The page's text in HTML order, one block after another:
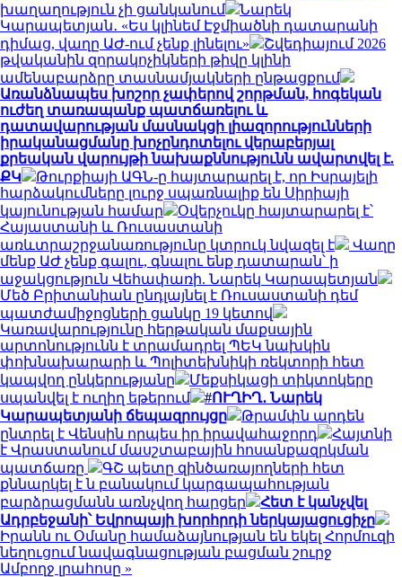
խաղաղություն չի ցանկանում
Նարեկ
Կարապետյան․ «Ես կլինեմ Էջմիածնի դատարանի
դիմաց, վաղը ԱԺ-ում չենք լինելու»
Շվեդիայում 2026
թվականին զորակոչիկների թիվը կլինի
ամենաբարձրը տասնամյակների ընթացքում
Առանձնապես խոշոր չափերով շորթման, հոգեկան
ուժեղ տառապանք պատճառելու և
դատավարության մասնակցի լիազորությունների
իրականացմանը խոչընդոտելու վերաբերյալ
քրեական վարույթի նախաքննությունն ավարտվել է.
ՔԿ
Թուրքիայի ԱԳՆ-ը հայտարարել է, որ Իսրայելի
հարձակումները լուրջ սպառնալիք են Սիրիայի
կայունության համար
Օվերչուկը հայտարարել է՝
Հայաստանի և Ռուսաստանի
առևտրաշրջանառությունը կտրուկ նվազել է
Վաղը
մենք ԱԺ չենք գալու, գնալու ենք դատարան՝ ի
աջակցություն Վեհափառի. Նարեկ Կարապետյան
Մեծ Բրիտանիան ընդլայնել է Ռուսաստանի դեմ
պատժամիջոցների ցանկը 19 կետով
Կառավարությունը հերթական մաքսային
արտոնությունն է տրամադրել ՊԵԿ նախկին
փոխնախարարի և Պոլիտեխնիկի ռեկտորի հետ
կապվող ընկերությանը
Մեքսիկացի տիկտոկերը
սպանվել է ուղիղ եթերում
#ՈՒՂԻՂ․ Նարեկ
Կարապետյանի ճեպազրույցը
Թրամփն արդեն
ընտրել է Վենսին որպես իր իրավահաջորդ
Հայտնի
է Վրաստանում մասշտաբային հոսանքազրկման
պատճառը
ԳՇ պետը զինծառայողների հետ
քննարկել է ն բանակում կարգապահության
բարձրացմանն առնչվող հարցեր
Հետ է կանչվել
Ադրբեջանի՝ Եվրոպայի խորհրդի ներկայացուցիչը
Իրանն ու Օմանը համաձայնության են եկել Հորմուզի
նեղուցում նավագնացության բացման շուրջ
Ամբողջ լրահոսը »